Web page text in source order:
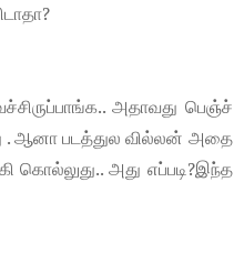
அதாவது பெஞ்ச்
. ஆனா படத்துல வில்லன் அதை
கொல்லுது.. அது எப்படி?இந்த